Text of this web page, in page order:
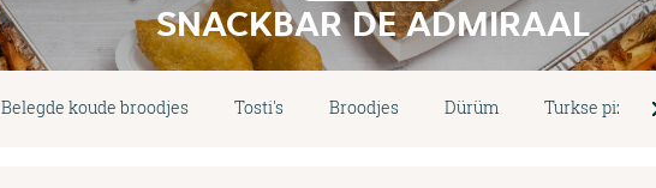
SNACKBAR DE ADMIRAAL
Belegde koude broodjes Tosti's Broodjes Dürüm Turkse pizza's